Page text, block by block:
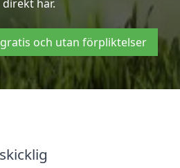
direkt här.
och utan förpliktelser